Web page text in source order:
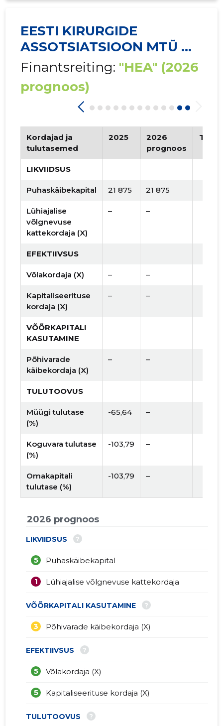
EESTI KIRURGIDE
ASSOTSIATSIOON MTÜ ...
Finantsreiting: "HEA" (2026
prognoos)
Kordajad ja
tulutasemed
2025
2026
prognoos
Trend
LIKVIIDSUS
Puhaskäibekapital 21 875 21 875
Lühiajalise
võlgnevuse
kattekordaja (X)
– –
EFEKTIIVSUS
Võlakordaja (X) – –
Kapitaliseerituse
kordaja (X)
– –
VÕÕRKAPITALI
KASUTAMINE
Põhivarade
käibekordaja (X)
– –
TULUTOOVUS
Müügi tulutase
(%)
-65,64 –
Koguvara tulutase
(%)
-103,79 –
Omakapitali
tulutase (%)
-103,79 –
2026 prognoos
LIKVIIDSUS ?
Puhaskäibekapital
5
Lühiajalise võlgnevuse kattekordaja
1
VÕÕRKAPITALI KASUTAMINE ?
Põhivarade käibekordaja (X)
3
EFEKTIIVSUS ?
Võlakordaja (X)
5
Kapitaliseerituse kordaja (X)
5
TULUTOOVUS ?